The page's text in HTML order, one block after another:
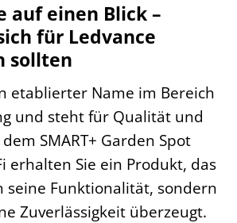
auf einen Blick –
für Ledvance
sollten
etablierter Name im Bereich
und steht für Qualität und
SMART+ Garden Spot
erhalten Sie ein Produkt, das
seine Funktionalität, sondern
Zuverlässigkeit überzeugt.